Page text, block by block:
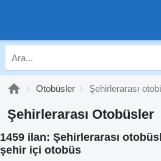
Otobüsler Şehirlerarası
Şehirlerarası Otobüsler
1459 ilan: Şehirlerarası
şehir içi otobüs